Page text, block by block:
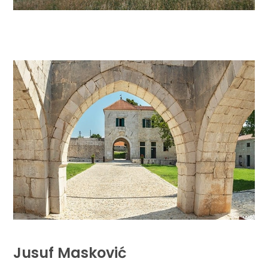
Jusuf Masković